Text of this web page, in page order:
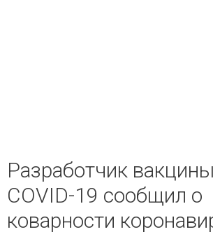
Разработчик
COVID-19 сообщил о
коварности